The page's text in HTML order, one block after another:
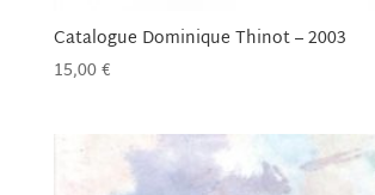
Catalogue Dominique Thinot – 2003
15,00€